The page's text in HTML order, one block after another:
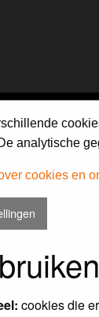
analytische
cookies en
cookies die
username